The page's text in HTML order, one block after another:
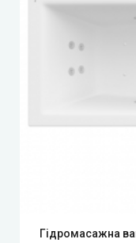
Гідромасажна